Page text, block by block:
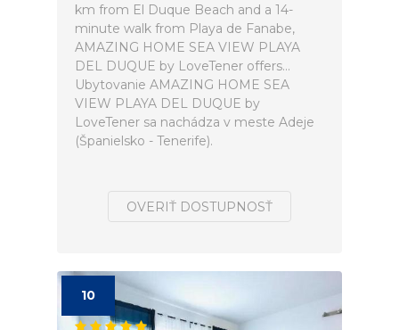
km from El Duque Beach and a 14-
minute walk from Playa de Fanabe,
AMAZING HOME SEA VIEW PLAYA
DEL DUQUE by LoveTener offers...
Ubytovanie AMAZING HOME SEA
VIEW PLAYA DEL DUQUE by
LoveTener sa nachádza v meste Adeje
(Španielsko - Tenerife).
OVERIŤ DOSTUPNOSŤ
10